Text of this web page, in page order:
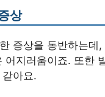
상
증상을 동반하는데,
어지러움이죠. 또한
아요.